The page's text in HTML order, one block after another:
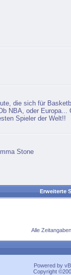
die sich für
NBA, oder Europa...
Spieler der Welt!!
Stone
Erweiterte
Alle
Powered by
Copyright